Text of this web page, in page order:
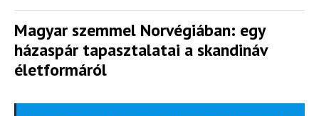
Magyar szemmel Norvégiában: egy
házaspár tapasztalatai a skandináv
életformáról